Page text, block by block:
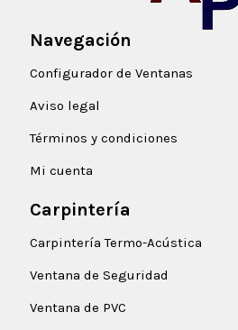
Navegación
Configurador de Ventanas
Aviso legal
Términos y condiciones
Mi cuenta
Carpintería
Carpintería Termo-Acústica
Ventana de Seguridad
Ventana de PVC